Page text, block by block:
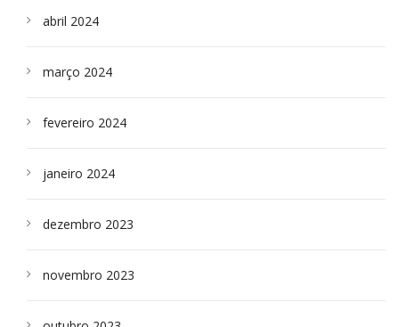
abril 2024
março 2024
fevereiro 2024
janeiro 2024
dezembro 2023
novembro 2023